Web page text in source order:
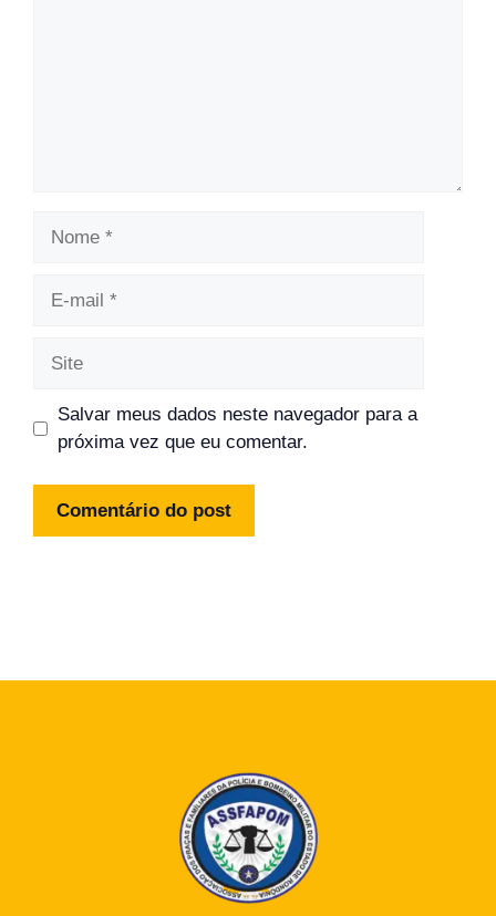
Salvar meus dados neste navegador para a
próxima vez que eu comentar.